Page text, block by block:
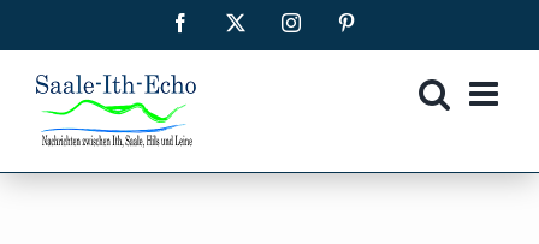
Inhalt
springen
Facebook Instagram